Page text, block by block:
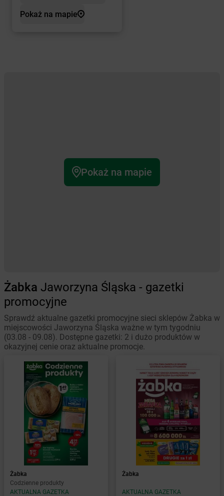
Pokaż na mapie
Pokaż na mapie
Żabka Jaworzyna Śląska - gazetki
promocyjne
Sprawdź aktualne gazetki promocyjne sieci sklepów Żabka w
miejscowości Jaworzyna Śląska ważne w tym tygodniu
(03.08 - 09.08). Dostępne gazetki: 2 i dużo produktów w
okazyjnej cenie oraz aktualne promocje.
Żabka
Codzienne produkty
AKTUALNA GAZETKA
Żabka
AKTUALNA GAZETKA